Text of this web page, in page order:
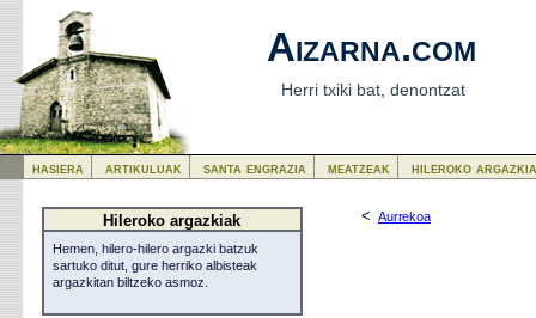
Aizarna.com
Herri txiki bat, denontzat
< Aurrekoa
Hileroko argazkiak
Hemen, hilero-hilero argazki batzuk
sartuko ditut, gure herriko albisteak
argazkitan biltzeko asmoz.
hasiera artikuluak santa engrazia meatzeak hileroko